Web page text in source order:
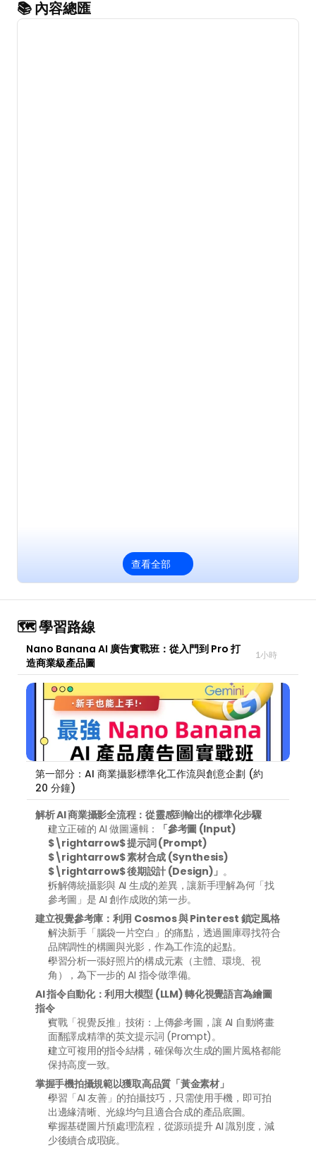
📚 內容總匯
查看全部
🗺️ 學習路線
Nano Banana AI 廣告實戰班：從入門到 Pro 打
造商業級產品圖
1小時
第一部分：AI 商業攝影標準化工作流與創意企劃 (約
20 分鐘)
解析 AI 商業攝影全流程：從靈感到輸出的標準化步驟
建立正確的 AI 做圖邏輯：
「參考圖 (Input)
$\rightarrow$ 提示詞 (Prompt)
$\rightarrow$ 素材合成 (Synthesis)
$\rightarrow$ 後期設計 (Design)」 。
拆解傳統攝影與 AI 生成的差異，讓新手理解為何「找
參考圖」是 AI 創作成敗的第一步。
建立視覺參考庫：利用 Cosmos 與 Pinterest 鎖定風格
解決新手「腦袋一片空白」的痛點，透過圖庫尋找符合
品牌調性的構圖與光影，作為工作流的起點。
學習分析一張好照片的構成元素（主體、環境、視
角），為下一步的 AI 指令做準備。
AI 指令自動化：利用大模型 (LLM) 轉化視覺語言為繪圖
指令
實戰「視覺反推」技術：上傳參考圖，讓 AI 自動將畫
面翻譯成精準的英文提示詞 (Prompt)。
建立可複用的指令結構，確保每次生成的圖片風格都能
保持高度一致。
掌握手機拍攝規範以獲取高品質「黃金素材」
學習「AI 友善」的拍攝技巧，只需使用手機，即可拍
出邊緣清晰、光線均勻且適合合成的產品底圖。
掌握基礎圖片預處理流程，從源頭提升 AI 識別度，減
少後續合成瑕疵。